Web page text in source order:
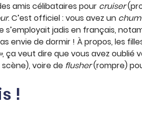
amis célibataires pour cruiser
. C’est officiel : vous avez un chum
s’employait jadis en français,
envie de dormir ! À propos, les
, ça veut dire que vous avez
voire de flusher(rompre)
!